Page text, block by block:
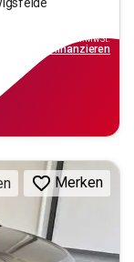
inkl.MwSt.
finanzieren
Merken